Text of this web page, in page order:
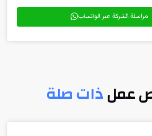
مراسلة الشركة عبر الواتساب
عملذات صلة